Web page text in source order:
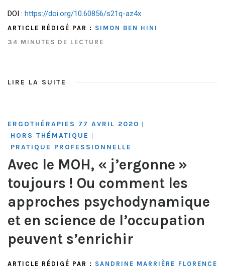
DOI : https://doi.org/10.60856/s21q-az4x
ARTICLE RÉDIGÉ PAR : SIMON BEN HINI
34 MINUTES DE LECTURE
LIRE LA SUITE
ERGOTHÉRAPIES 77 AVRIL 2020 |
HORS THÉMATIQUE |
PRATIQUE PROFESSIONNELLE
Avec le MOH, « j’ergonne »
toujours ! Ou comment les
approches psychodynamique
et en science de l’occupation
peuvent s’enrichir
ARTICLE RÉDIGÉ PAR : SANDRINE MARRIÈRE FLORENCE